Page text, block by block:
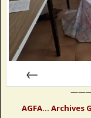
AGFA… Archives